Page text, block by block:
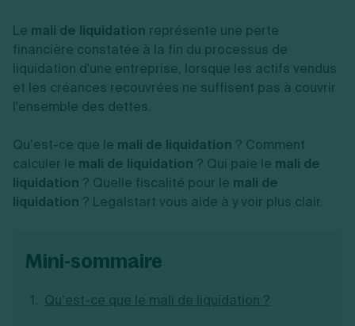
Construction/travaux
Restauration
Commerce
Transport
Autres
Simulateur de choix de forme juridique
Calcul de charges sociales
Estimation du coût de création
Calcul d'éligibilité à l'ACRE
Création d'entreprise
Transmission universelle de patrimoine
Augmentation de capital
Réduction de capital
Gérer son entreprise
Dépôt de marque
Recherche d'antériorité
Protection des créations
Confidentialité de l'adresse du dirigeant
Radiation auto entrepreneur
Mise en sommeil
Dépôt de bilan
LMNP
Par métier
Conseil/finance
Vente en ligne
Restauration
Commerce
Transport
Autres
Logiciel de facturation
Logiciel de comptabilité
Gestion de la trésorerie
Fiches SAS
Fiches EURL
Fiches SARL
Fiches SCI
Fiches auto-entrepreneur
Fiches association
Autres démarches
Gestion d’entreprise
Fermeture d’entreprise
Sélection de fiches pratiques
Ouvrir sa société
Le mali de liquidation représente une perte
financière constatée à la fin du processus de
liquidation d'une entreprise, lorsque les actifs vendus
et les créances recouvrées ne suffisent pas à couvrir
l'ensemble des dettes.
Qu’est-ce que le mali de liquidation ? Comment
calculer le mali de liquidation ? Qui paie le mali de
liquidation ? Quelle fiscalité pour le mali de
liquidation ? Legalstart vous aide à y voir plus clair.
mini-sommaire
Qu’est-ce que le mali de liquidation ?